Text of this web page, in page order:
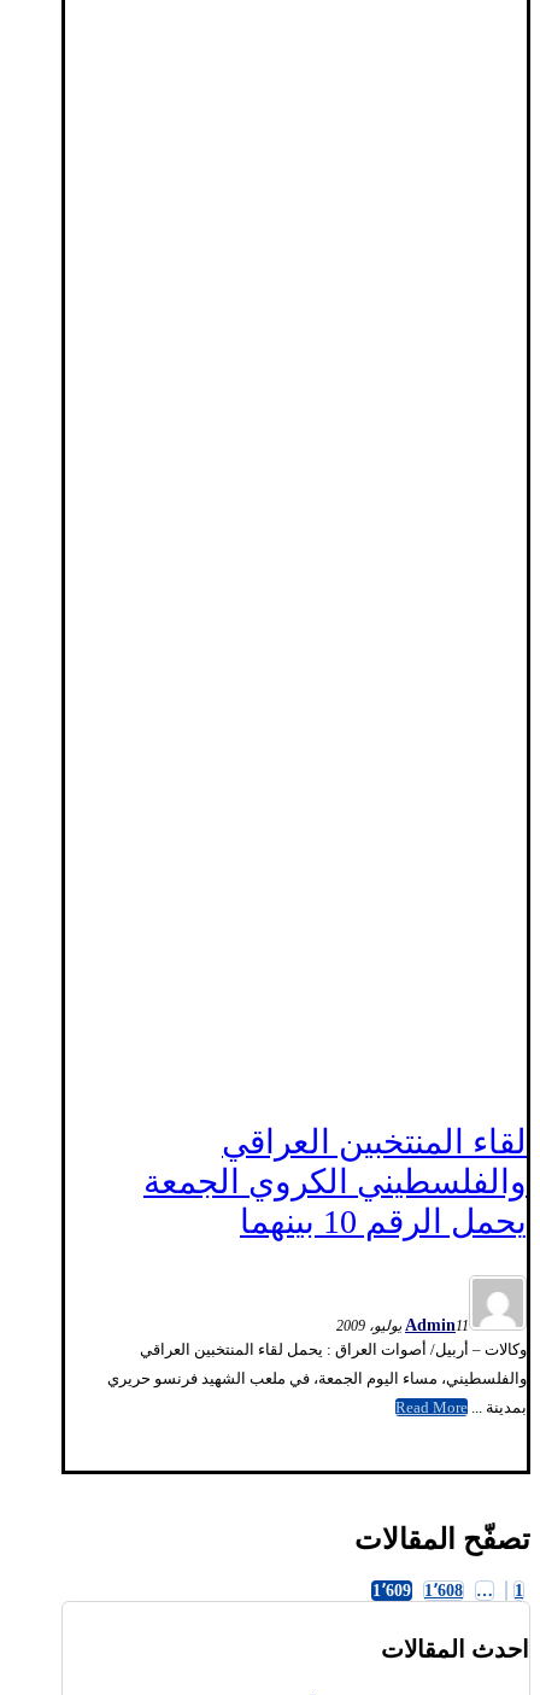
لقاء المنتخبين العراقي
والفلسطيني الكروي الجمعة
يحمل الرقم 10 بينهما
Admin11 يوليو، 2009
وكالات – أربيل/ أصوات العراق : يحمل لقاء المنتخبين العراقي
والفلسطيني، مساء اليوم الجمعة، في ملعب الشهيد فرنسو حريري
بمدينة ... Read More
تصفّح المقالات
1
… 1٬608 1٬609
احدث المقالات